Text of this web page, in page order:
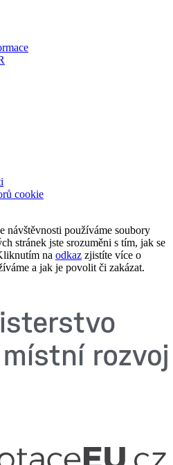
cookie
návštěvnosti používáme soubory
stránek jste srozuměni s tím, jak se
na odkaz zjistíte více o
a jak je povolit či zakázat.